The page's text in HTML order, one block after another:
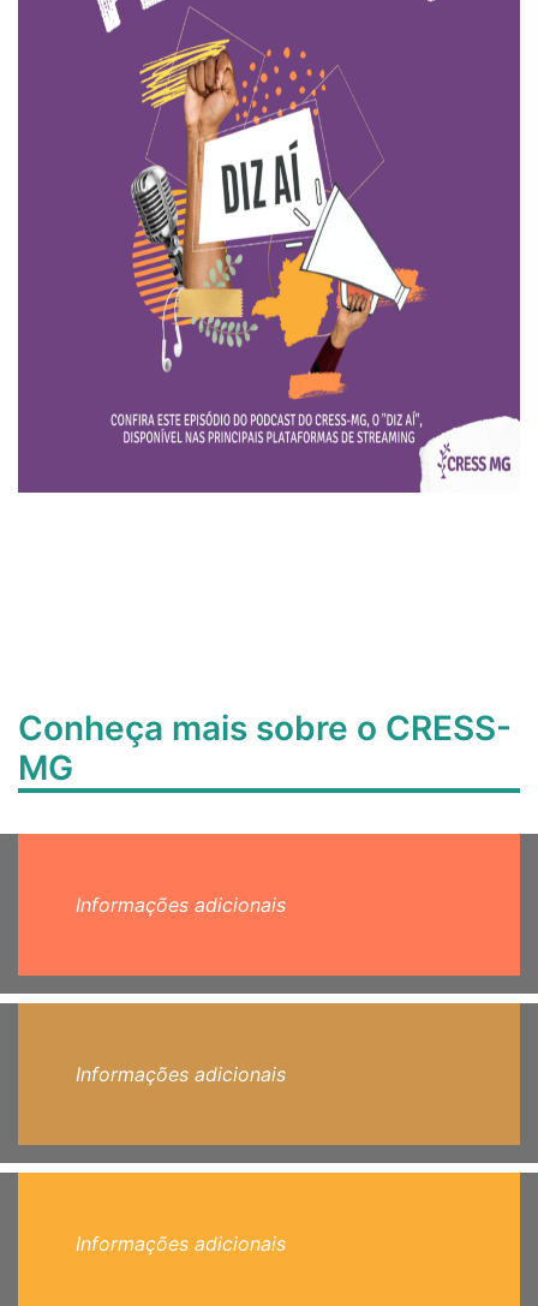
Conheça mais sobre o CRESS-
MG
Informações adicionais
Informações adicionais
Informações adicionais